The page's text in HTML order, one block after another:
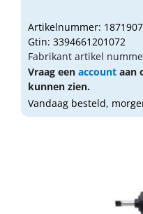
Artikelnummer: 1871907
Gtin: 3394661201072
Fabrikant artikel
Vraag een account aan
kunnen zien.
Vandaag besteld,